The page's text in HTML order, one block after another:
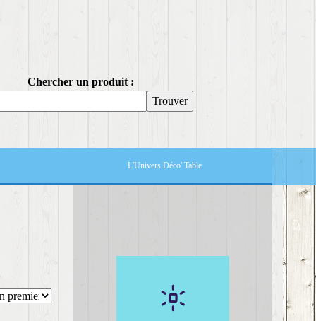
Chercher un produit :
L'Univers Déco' Table